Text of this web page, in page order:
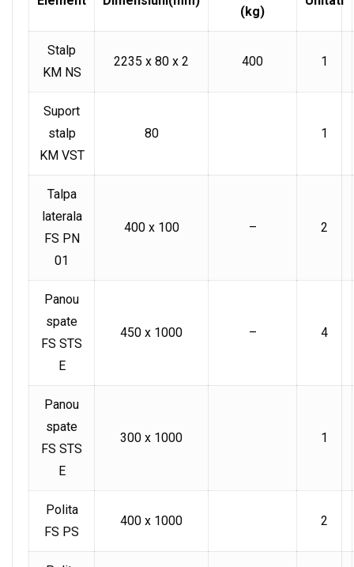
(kg)
Stalp
KM NS
2235 x 80 x 2 400 1
Suport
stalp
KM VST
80 1
Talpa
laterala
FS PN
01
400 x 100 – 2
Panou
spate
FS STS
E
450 x 1000 – 4
Panou
spate
FS STS
E
300 x 1000 1
Polita
FS PS
400 x 1000 2